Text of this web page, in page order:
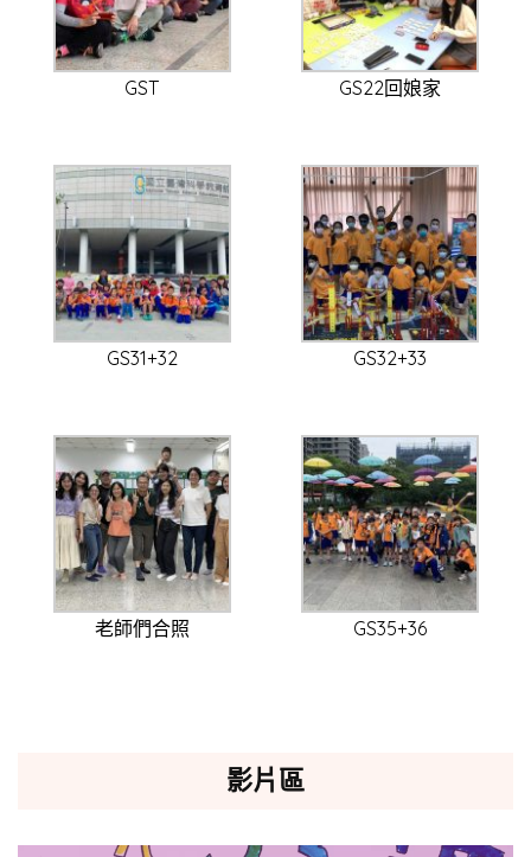
GST GS22回娘家
GS31+32 GS32+33
老師們合照 GS35+36
影片區